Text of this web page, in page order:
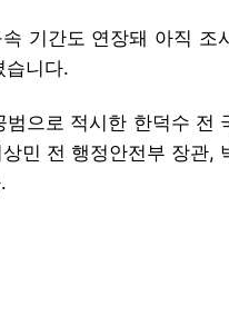
기간도 연장돼 아직 조
습니다.
으로 적시한 한덕수 전
민 전 행정안전부 장관,